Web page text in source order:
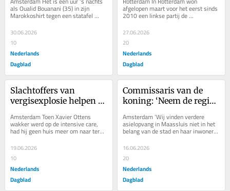
voetbalfeest. ‘Vannacht
overheerst de trots’
als Oualid Bouanani (35) in zijn
Marokkoshirt tegen een statafel
leunt in trouwzaal L’Ambiance in...
30.06.2026
10
Nederlands
Dagblad
groene en autoluwe stad
afgelopen maart voor het eerst sinds
2010 een linkse partij de
verkiezingen. In de tussentijd was
het telkens Leefbaar...
27.06.2026
20
Nederlands
Dagblad
Slachtoffers van
vergisexplosie helpen
denkt meteen: die is
crimineel’
Amsterdam Toen Xavier Ottens
wakker werd op de intensive care,
had hij geen huis meer om naar terug
te keren. De nacht ervoor, begin april
2024, lagen...
19.06.2026
10
Nederlands
Dagblad
Commissaris van de
koning: ‘Neem de regie
niet doet, krijg je
noodopvang’
Amsterdam ‘Wij vinden verdere
asielopvang in Maassluis niet in het
belang van de stad en haar inwoners
en willen daarom geen asielopvang
in...
16.06.2026
20
Nederlands
Dagblad